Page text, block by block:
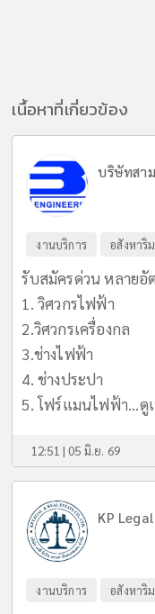
เนื้อหาที่เกี่ยวข้อง
บริษัทสาม
งานบริการ อสังหาริ
รับสมัครด่วน หลายอั
1. วิศวกรไฟฟ้า
2.วิศวกรเครื่องกล
3.ช่างไฟฟ้า
4. ช่างประปา
5. โฟร์แมนไฟฟ้า...ดู
12:51 | 05 มิ.ย. 69
KP
งานบริการ อสังหาริ